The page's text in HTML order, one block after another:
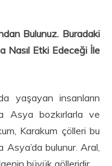
Bulunuz. Buradaki
Nasıl Etki Edeceği İle
yaşayan insanların
Asya bozkırlarla ve
Karakum çölleri bu
Asya’da bulunur. Aral,
büyük gölleridir.